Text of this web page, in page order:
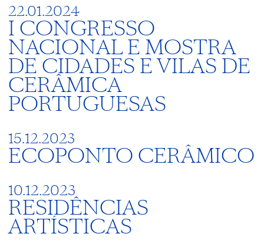
22.01.2024
I CONGRESSO
NACIONAL E MOSTRA
DE CIDADES E VILAS DE
CERÂMICA
PORTUGUESAS
15.12.2023
ECOPONTO CERÂMICO
10.12.2023
RESIDÊNCIAS
ARTÍSTICAS